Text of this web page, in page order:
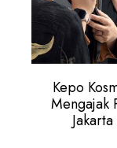
Kepo
Mengajak